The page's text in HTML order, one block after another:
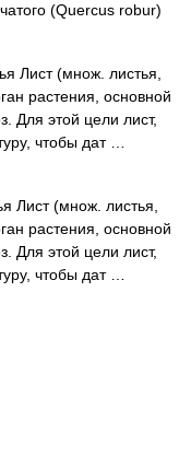
(Quercus robur)
Лист (множ. листья,
растения, основной
Для этой цели лист,
чтобы дат …
Лист (множ. листья,
растения, основной
Для этой цели лист,
чтобы дат …